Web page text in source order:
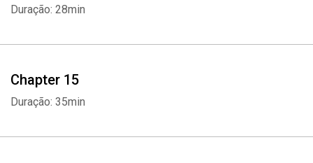
Duração: 28min
Chapter 15
Duração: 35min